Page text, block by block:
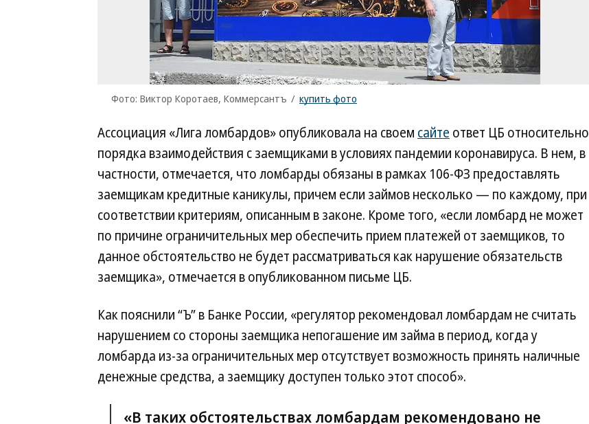
Фото: Виктор Коротаев, Коммерсантъ / купить фото
Ассоциация «Лига ломбардов» опубликовала на своем сайте ответ ЦБ относительно
порядка взаимодействия с заемщиками в условиях пандемии коронавируса. В нем, в
частности, отмечается, что ломбарды обязаны в рамках 106-ФЗ предоставлять
заемщикам кредитные каникулы, причем если займов несколько — по каждому, при
соответствии критериям, описанным в законе. Кроме того, «если ломбард не может
по причине ограничительных мер обеспечить прием платежей от заемщиков, то
данное обстоятельство не будет рассматриваться как нарушение обязательств
заемщика», отмечается в опубликованном письме ЦБ.
Как пояснили “Ъ” в Банке России, «регулятор рекомендовал ломбардам не считать
нарушением со стороны заемщика непогашение им займа в период, когда у
ломбарда из-за ограничительных мер отсутствует возможность принять наличные
денежные средства, а заемщику доступен только этот способ».
«В таких обстоятельствах ломбардам рекомендовано не